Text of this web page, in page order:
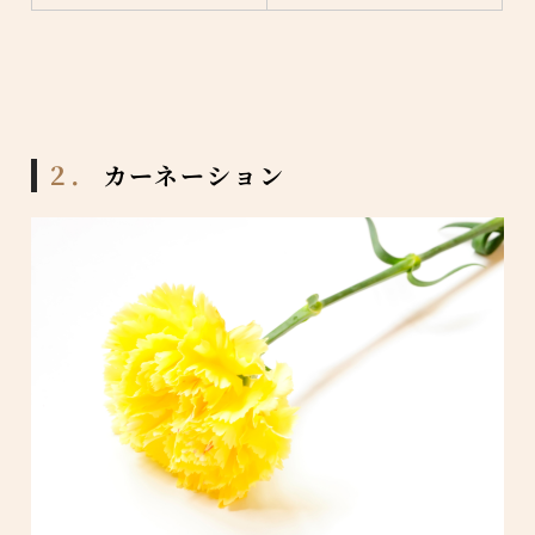
２． カーネーション